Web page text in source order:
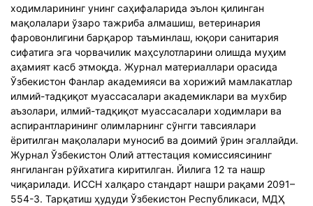
ходимларининг унинг саҳифаларида эълон қилинган
мақолалари ўзаро тажриба алмашиш, ветеринария
фаровонлигини барқарор таъминлаш, юқори санитария
сифатига эга чорвачилик маҳсулотларини олишда муҳим
аҳамият касб этмоқда. Журнал материаллари орасида
Ўзбекистон Фанлар академияси ва хорижий мамлакатлар
илмий-тадқиқот муассасалари академиклари ва мухбир
аъзолари, илмий-тадқиқот муассасалари ходимлари ва
аспирантларининг олимларнинг сўнгги тавсиялари
ёритилган мақолалари муносиб ва ​​доимий ўрин эгаллайди.
Журнал Ўзбекистон Олий аттестация комиссиясининг
янгиланган рўйхатига киритилган. Йилига 12 та нашр
чиқарилади. ИССН халқаро стандарт нашри рақами 2091–
554-3. Тарқатиш ҳудуди Ўзбекистон Республикаси, МДҲ